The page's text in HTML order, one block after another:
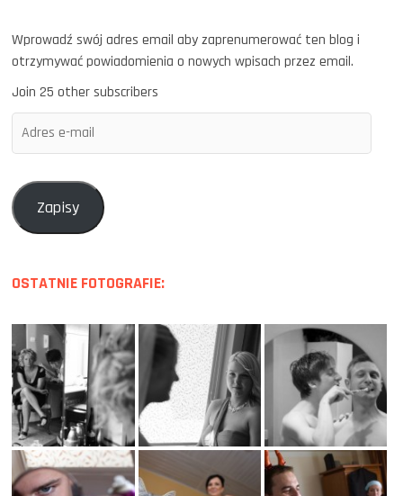
Wprowadź swój adres email aby zaprenumerować ten blog i
otrzymywać powiadomienia o nowych wpisach przez email.
Join 25 other subscribers
e-
Zapisy
OSTATNIE FOTOGRAFIE: